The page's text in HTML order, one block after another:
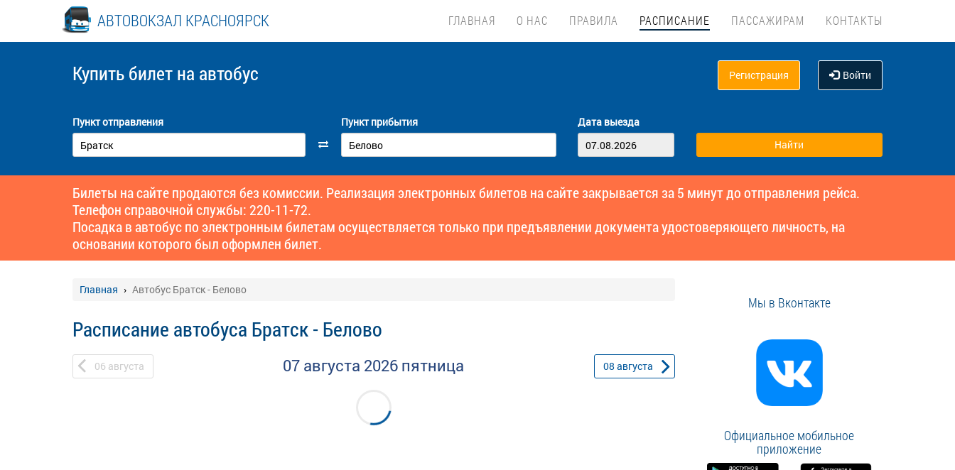
АВТОВОКЗАЛ КРАСНОЯРСК ГЛАВНАЯ О НАС ПРАВИЛА РАСПИСАНИЕ ПАССАЖИРАМ КОНТАКТЫ
Купить билет на автобус Регистрация Войти
Пункт отправления Пункт прибытия Дата выезда
Билеты на сайте продаются без комиссии. Реализация электронных билетов на сайте закрывается за 5 минут до отправления рейса.
Телефон справочной службы: 220-11-72.
Посадка в автобус по электронным билетам осуществляется только при предъявлении документа удостоверяющего личность, на
основании которого был оформлен билет.
Главная Автобус Братск - Белово
Расписание автобуса Братск - Белово
06 августа 07 августа 2026 пятница 08 августа
Мы в Вконтакте
Официальное мобильное
приложение